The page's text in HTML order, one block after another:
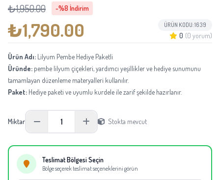
₺1,950.00 -%8 İndirim
₺1,790.00 ÜRÜN KODU: 1639
0 (0 yorum)
Ürün Adı: Lilyum Pembe Hediye Paketli
Üründe: pembe lilyum çiçekleri, yardımcı yeşillikler ve hediye sunumunu
tamamlayan düzenleme materyalleri kullanılır.
Paket: Hediye paketi ve uyumlu kurdele ile zarif şekilde hazırlanır.
Mevsimsel tedarik durumuna göre aynı kalite ve görünüm korunarak
eşdeğer çiçekler kullanılabilir.
Miktar 1 Stokta mevcut
Teslimat Bölgesi Seçin
Bölge seçerek teslimat seçeneklerini görün